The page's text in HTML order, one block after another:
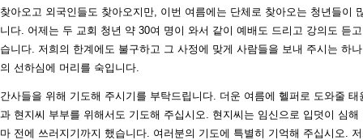
찾아오고 외국인들도 찾아오지만, 이번 여름에는 단체로 찾아오는 청년들이
니다. 어제는 두 교회 청년 약 30여 명이 와서 같이 예배도 드리고 강의도 듣
습니다. 저희의 한계에도 불구하고 그 사정에 맞게 사람들을 보내 주시는 하
의 선하심에 머리를 숙입니다.
간사들을 위해 기도해 주시기를 부탁드립니다. 더운 여름에 헬퍼로 도와줄 태
과 현지씨 부부를 위해서도 기도해 주십시오. 현지씨는 임신으로 입덧이 심해
마 전에 쓰러지기까지 했습니다. 여러분의 기도에 특별히 기억해 주십시오.